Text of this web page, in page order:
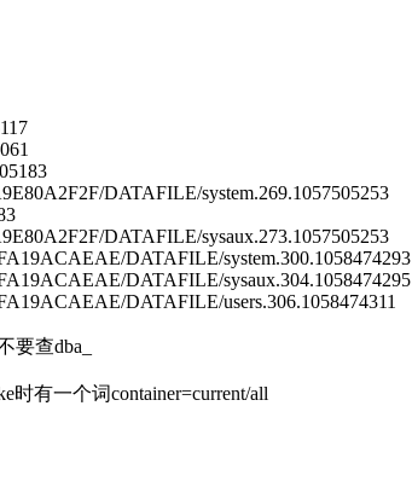
DATAFILE/system.269.1057505253
DATAFILE/sysaux.273.1057505253
DATAFILE/system.300.1058474293
DATAFILE/sysaux.304.1058474295
DATAFILE/users.306.1058474311
查dba_
时有一个词container=current/all